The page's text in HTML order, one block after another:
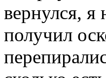
вернулся, я
получил